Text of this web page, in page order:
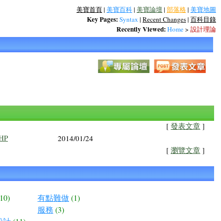
美寶首頁| 美寶百科| 美寶論壇| 部落格| 美寶地圖
Key Pages:Syntax | Recent Changes| 百科目錄
Recently Viewed:Home> 設計理論
[ 發表文章 ]
2014/01/24
[ 瀏覽文章 ]
有點難做(1)
服務 (3)